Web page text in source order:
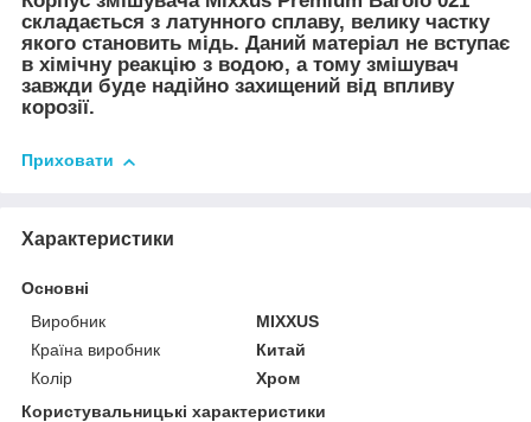
складається з латунного сплаву, велику частку
якого становить мідь. Даний матеріал не вступає
в хімічну реакцію з водою, а тому змішувач
завжди буде надійно захищений від впливу
корозії.
Приховати
Характеристики
Основні
Виробник
MIXXUS
Країна виробник
Китай
Колір
Хром
Користувальницькі характеристики